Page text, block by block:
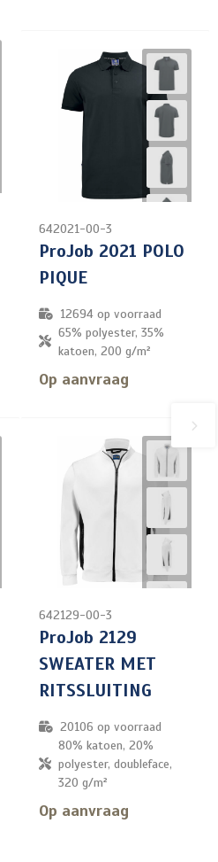
642021-00-3
ProJob 2021 POLO
PIQUE
12694 op voorraad
65% polyester, 35%
katoen, 200 g/m²
Op aanvraag
642129-00-3
ProJob 2129
SWEATER MET
RITSSLUITING
20106 op voorraad
80% katoen, 20%
polyester, doubleface,
320 g/m²
Op aanvraag